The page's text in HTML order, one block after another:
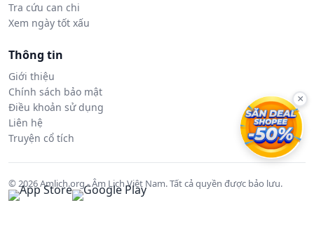
Tra cứu can chi
Xem ngày tốt xấu
Thông tin
Giới thiệu
Chính sách bảo mật
Điều khoản sử dụng
Liên hệ
Truyện cổ tích
© 2026 Amlich.org - Âm Lịch Việt Nam. Tất cả quyền được bảo lưu.
×